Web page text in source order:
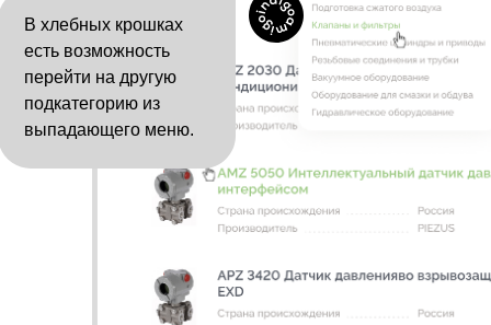
В хлебных крошках
есть возможность
перейти на другую
подкатегорию из
выпадающего меню.